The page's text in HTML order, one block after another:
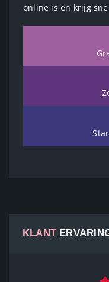
online is en krijg
KLANT